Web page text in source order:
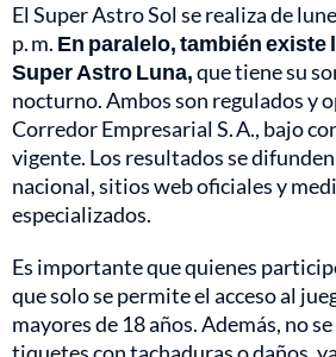
El Super Astro Sol se realiza de
p. m. En paralelo, también existe
Super Astro Luna,que tiene su
nocturno. Ambos son regulados y
Corredor Empresarial S. A., bajo
vigente. Los resultados se
nacional, sitios web oficiales y
especializados.
Es importante que quienes
que solo se permite el acceso al
mayores de 18 años. Además, no